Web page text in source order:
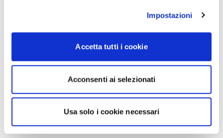
Impostazioni
Accetta tutti i cookie
Acconsenti ai selezionati
Usa solo i cookie necessari